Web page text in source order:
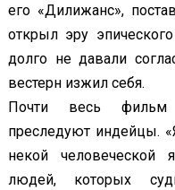
его «Дилижанс»,
открыл эру
долго не давали
вестерн изжил себя.
Почти весь фильм
преследуют индейцы.
некой человеческой
людей, которых